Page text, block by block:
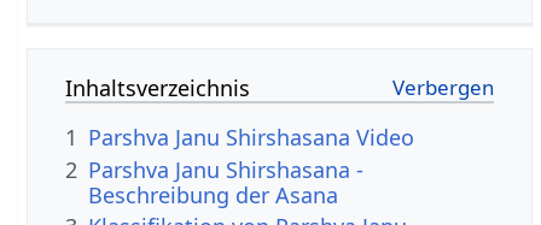
Inhaltsverzeichnis
1 Parshva Janu Shirshasana Video
2 Parshva Janu Shirshasana -
Beschreibung der Asana